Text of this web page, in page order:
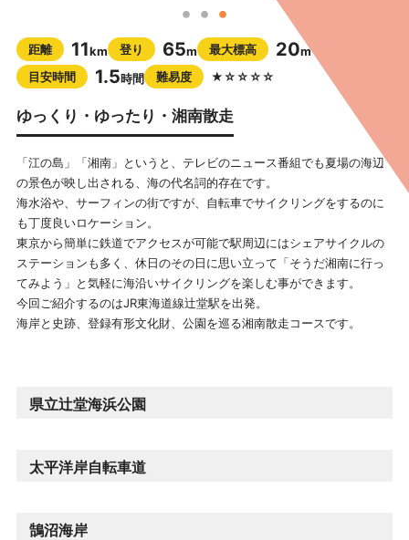
距離 11km 登り 65m 最大標高 20m
目安時間
1.5時間 難易度 ★☆☆☆☆
ゆっくり・ゆったり・湘南散走
「江の島」「湘南」というと、テレビのニュース番組でも夏場の海辺
の景色が映し出される、海の代名詞的存在です。
海水浴や、サーフィンの街ですが、自転車でサイクリングをするのに
も丁度良いロケーション。
東京から簡単に鉄道でアクセスが可能で駅周辺にはシェアサイクルの
ステーションも多く、休日のその日に思い立って「そうだ湘南に行っ
てみよう」と気軽に海沿いサイクリングを楽しむ事ができます。
今回ご紹介するのはJR東海道線辻堂駅を出発。
海岸と史跡、登録有形文化財、公園を巡る湘南散走コースです。
県立辻堂海浜公園
太平洋岸自転車道
鵠沼海岸